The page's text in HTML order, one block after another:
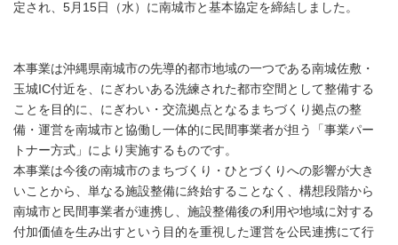
定され、5月15日（水）に南城市と基本協定を締結しました。
本事業は沖縄県南城市の先導的都市地域の一つである南城佐敷・
玉城IC付近を、にぎわいある洗練された都市空間として整備する
ことを目的に、にぎわい・交流拠点となるまちづくり拠点の整
備・運営を南城市と協働し一体的に民間事業者が担う「事業パー
トナー方式」により実施するものです。
本事業は今後の南城市のまちづくり・ひとづくりへの影響が大き
いことから、単なる施設整備に終始することなく、構想段階から
南城市と民間事業者が連携し、施設整備後の利用や地域に対する
付加価値を生み出すという目的を重視した運営を公民連携にて行